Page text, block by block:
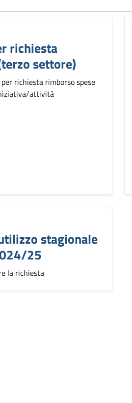
richiesta
settore)
richiesta rimborso spese
attività
stagionale
25
la richiesta